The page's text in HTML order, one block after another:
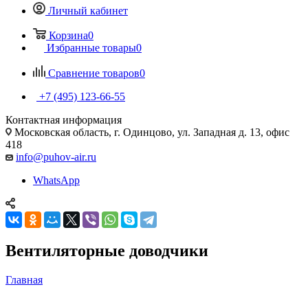
Личный кабинет
Корзина0
Избранные товары0
Сравнение товаров0
+7 (495) 123-66-55
Контактная информация
Московская область, г. Одинцово, ул. Западная д. 13, офис
418
info@puhov-air.ru
WhatsApp
Вентиляторные доводчики
Главная